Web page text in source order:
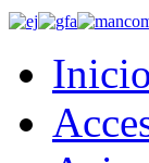
Inicio